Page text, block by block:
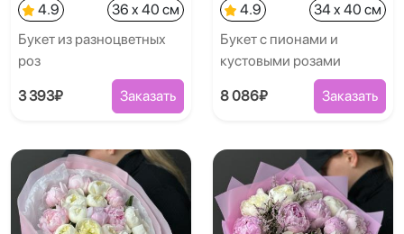
4.9
36 x 40 см
Букет из разноцветных
роз
3 393₽ Заказать
4.9
34 x 40 см
Букет с пионами и
кустовыми розами
8 086₽ Заказать